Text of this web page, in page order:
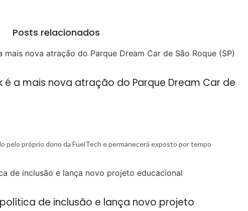
Posts relacionados
é a mais nova atração do Parque Dream Car de
pelo próprio dono da FuelTech e permanecerá exposto por tempo
de inclusão e lança novo projeto